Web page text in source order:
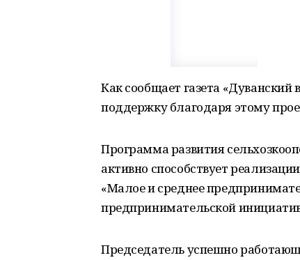
Как сообщает газета
поддержку благодаря этому
Программа развития
активно способствует
«Малое и среднее
предпринимательской
Председатель успешно